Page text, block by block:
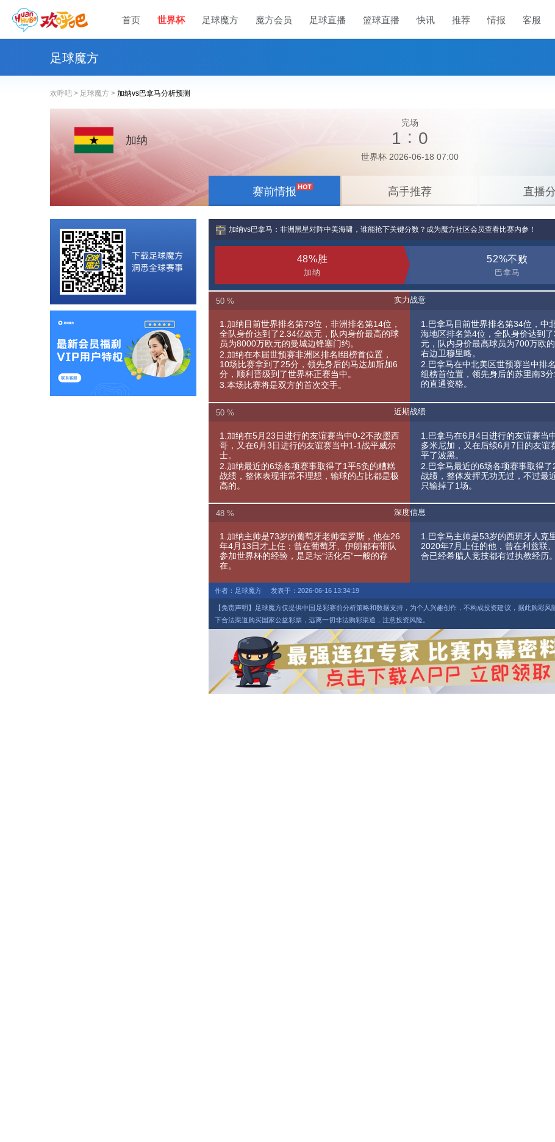
首页 世界杯 足球魔方 魔方会员 足球直播 篮球直播 快讯 推荐 情报 客服
足球魔方
欢呼吧 > 足球魔方 > 加纳vs巴拿马分析预测
加纳
完场
1 : 0
世界杯 2026-06-18 07:00
赛前情报 高手推荐 直播
加纳vs巴拿马：非洲黑星对阵中美海啸，谁能抢下关键分数？成为魔方社区会员查看比赛内参！
48%胜
加纳
52%不败
巴拿马
实力战意
50 %
1.加纳目前世界排名第73位，非洲排名第14位，
全队身价达到了2.34亿欧元，队内身价最高的球
员为8000万欧元的曼城边锋塞门约。
2.加纳在本届世预赛非洲区排名I组榜首位置，
10场比赛拿到了25分，领先身后的马达加斯加6
分，顺利晋级到了世界杯正赛当中。
3.本场比赛将是双方的首次交手。
1.巴拿马目前世界排名第34位，中
海地区排名第4位，全队身价达到
元，队内身价最高球员为700万欧
右边卫穆里略。
2.巴拿马在中北美区世预赛当中排
组榜首位置，领先身后的苏里南3
的直通资格。
近期战绩
50 %
1.加纳在5月23日进行的友谊赛当中0-2不敌墨西
哥，又在6月3日进行的友谊赛当中1-1战平威尔
士。
2.加纳最近的6场各项赛事取得了1平5负的糟糕
战绩，整体表现非常不理想，输球的占比都是极
高的。
1.巴拿马在6月4日进行的友谊赛当
多米尼加，又在后续6月7日的友谊
平了波黑。
2.巴拿马最近的6场各项赛事取得
战绩，整体发挥无功无过，不过最
只输掉了1场。
深度信息
48 %
1.加纳主帅是73岁的葡萄牙老帅奎罗斯，他在26
年4月13日才上任；曾在葡萄牙、伊朗都有带队
参加世界杯的经验，是足坛“活化石”一般的存
在。
1.巴拿马主帅是53岁的西班牙人克
2020年7月上任的他，曾在利兹联
合已经希腊人竞技都有过执教经历。
作者：足球魔方 发表于：2026-06-16 13:34:19
【免责声明】足球魔方仅提供中国足彩赛前分析策略和数据支持，为个人兴趣创作，不构成投资建议，据此购彩风
下合法渠道购买国家公益彩票，远离一切非法购彩渠道，注意投资风险。